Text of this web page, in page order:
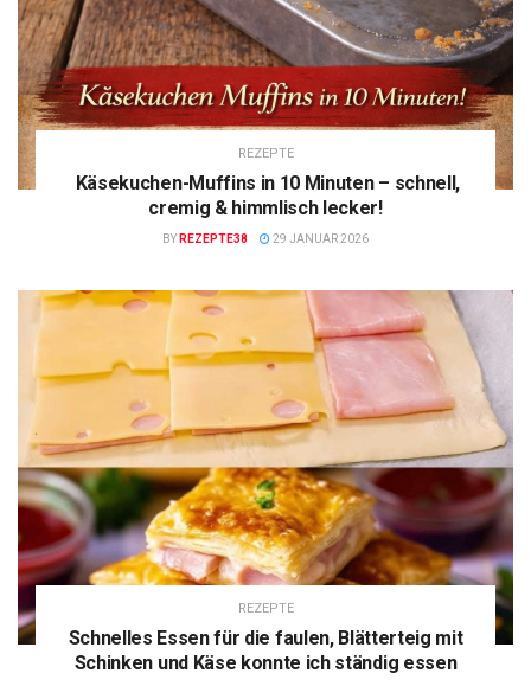
REZEPTE
Käsekuchen-Muffins in 10 Minuten – schnell,
cremig & himmlisch lecker!
BY REZEPTE38 29 JANUAR 2026
REZEPTE
Schnelles Essen für die faulen, Blätterteig mit
Schinken und Käse konnte ich ständig essen